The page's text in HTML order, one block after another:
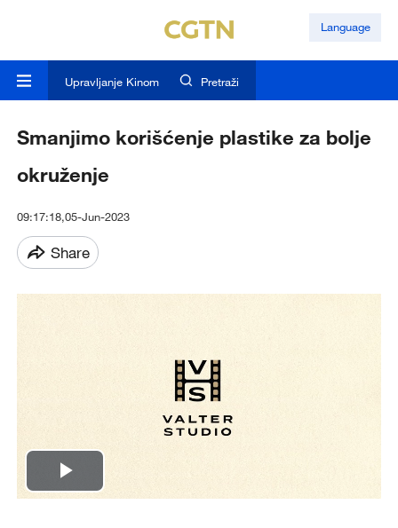
Language
Upravljanje Kinom Pretraži
Smanjimo korišćenje plastike za bolje
okruženje
09:17:18,05-Jun-2023
Share
Play